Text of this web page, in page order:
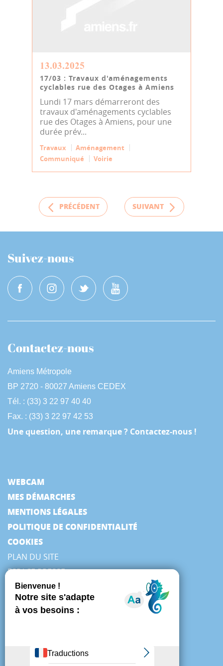
13.03.2025
17/03 : Travaux d'aménagements
cyclables rue des Otages à Amiens
Lundi 17 mars démarreront des
travaux d'aménagements cyclables
rue des Otages à Amiens, pour une
durée prév...
Travaux
Aménagement
Communiqué
Voirie
PRÉCÉDENT SUIVANT
Suivez-nous
Contactez-nous
Amiens Métropole
BP 2720 - 80027 Amiens CEDEX
Tél. : (33) 3 22 97 40 40
Fax. : (33) 3 22 97 42 53
Une question, une remarque ? Contactez-nous !
WEBCAM
MES DÉMARCHES
MENTIONS LÉGALES
POLITIQUE DE CONFIDENTIALITÉ
COOKIES
PLAN DU SITE
ESPACE PRESSE